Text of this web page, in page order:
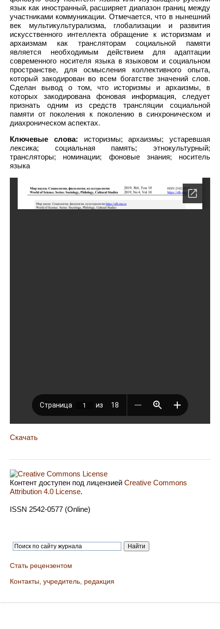
язык как иностранный, расширяет диапазон границ между
участниками коммуникации. Отмечается, что в нынешний
век мультикультурализма, глобализации и развития
искусственного интеллекта обращение к историзмам и
архаизмам как трансляторам социальной памяти
является необходимым действием для адаптации
современного носителя языка в языковом и социальном
пространстве, для осмысления коллективного опыта,
который закодирован во всем богатстве значений слов.
Сделан вывод о том, что историзмы и архаизмы, в
которых закодирована фоновая информация, следует
признать одним из средств трансляции социальной
памяти от поколения к поколению в синхроническом и
диахроническом аспектах.
Ключевые слова: историзмы; архаизмы; устаревшая
лексика; социальная память; этнокультурный;
трансляторы; номинации; фоновые знания; носитель
языка
Скачать
Контент доступен под лицензией Creative Commons
Attribution 4.0 License.
ISSN 2542-0577 (Online)
Стать рецензентом
Контакты, учредитель, редакция